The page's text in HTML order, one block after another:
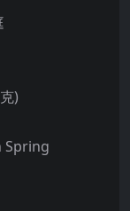
)
Spring